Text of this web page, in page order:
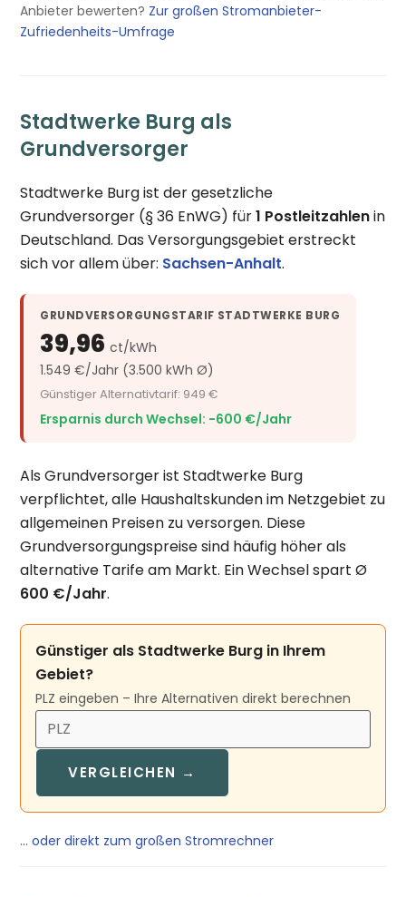
Anbieter bewerten? Zur großen Stromanbieter-
Zufriedenheits-Umfrage
Stadtwerke Burg als
Grundversorger
Stadtwerke Burg ist der gesetzliche
Grundversorger (§ 36 EnWG) für1 Postleitzahlenin
Deutschland. Das Versorgungsgebiet erstreckt
sich vor allem über: Sachsen-Anhalt.
GRUNDVERSORGUNGSTARIF STADTWERKE BURG
39,96ct/kWh
1.549 €/Jahr (3.500 kWh Ø)
Günstiger Alternativtarif: 949 €
Ersparnis durch Wechsel: −600 €/Jahr
Als Grundversorger ist Stadtwerke Burg
verpflichtet, alle Haushaltskunden im Netzgebiet zu
allgemeinen Preisen zu versorgen. Diese
Grundversorgungspreise sind häufig höher als
alternative Tarife am Markt. Ein Wechsel spart Ø
600 €/Jahr.
Günstiger als Stadtwerke Burg in Ihrem
Gebiet?
PLZ eingeben – Ihre Alternativen direkt berechnen
VERGLEICHEN →
… oder direkt zum großen Stromrechner